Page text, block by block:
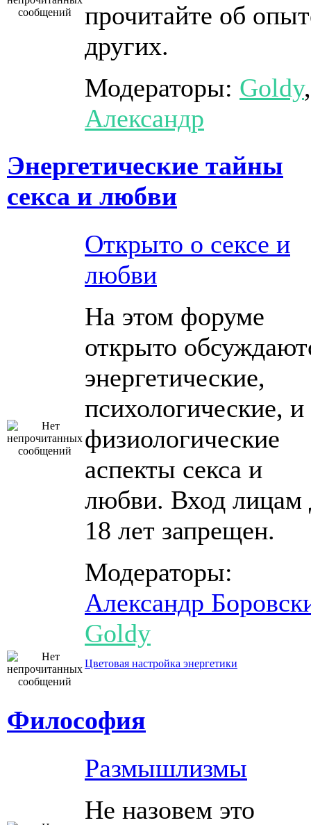
прочитайте об
других.
Модераторы: Goldy,
Александр
Энергетические тайны
секса и любви
Открыто о сексе и
любви
На этом форуме
открыто
энергетические,
психологические, и
физиологические
аспекты секса и
любви. Вход лицам
18 лет запрещен.
Модераторы:
Александр
Goldy
Цветовая настройка энергетики
Философия
Размышлизмы
Не назовем это